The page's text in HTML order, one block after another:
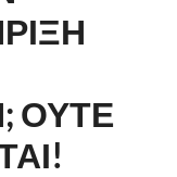
ΟΥΤΕ